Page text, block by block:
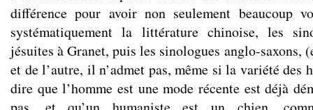
différence pour avoir non seulement beaucoup
systématiquement la littérature chinoise, les
jésuites à Granet, puis les sinologues anglo-saxons,
et de l’autre, il n’admet pas, même si la variété des
dire que l’homme est une mode récente est déjà